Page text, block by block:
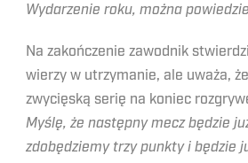
Wydarzenie roku, można
Na zakończenie zawodnik
wierzy w utrzymanie, ale uważa,
zwycięską serię na koniec
Myślę, że następny mecz będzie
zdobędziemy trzy punkty i będzie